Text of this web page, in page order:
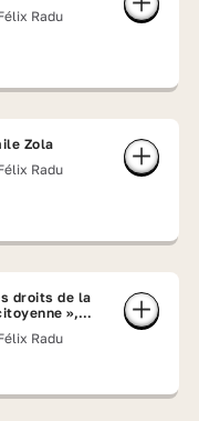
Radu
Zola
Radu
droits de la
»,
Radu